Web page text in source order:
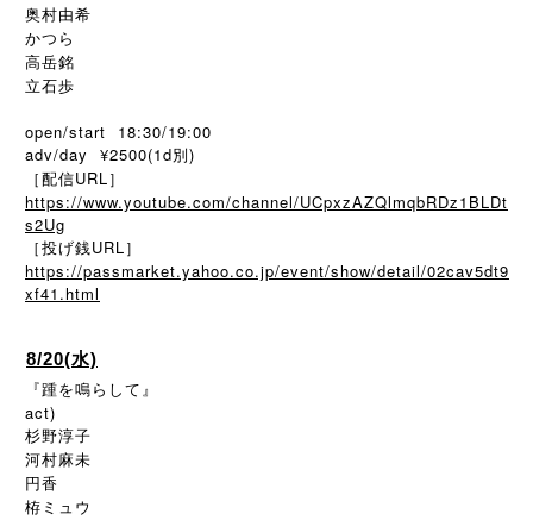
奥村由希
かつら
高岳銘
立石歩
open/start 18:30/19:00
adv/day ¥2500(1d別)
［配信URL］
https://www.youtube.com/channel/UCpxzAZQlmqbRDz1BLDt
s2Ug
［投げ銭URL］
https://passmarket.yahoo.co.jp/event/show/detail/02cav5dt9
xf41.html
8/20(水)
『踵を鳴らして』
act)
杉野淳子
河村麻未
円香
栫ミュウ